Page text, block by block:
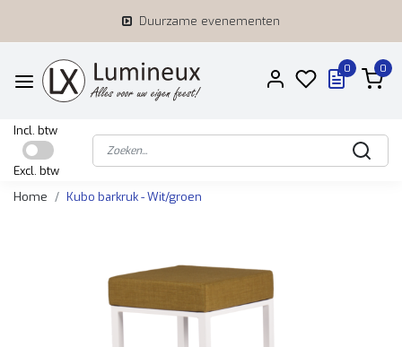
Duurzame evenementen
0 0
Incl. btw
Excl. btw
Home
Kubo barkruk - Wit/groen